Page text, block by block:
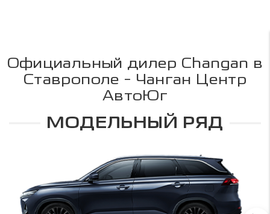
Официальный дилер Changan в
Ставрополе - Чанган Центр
АвтоЮг
МОДЕЛЬНЫЙ РЯД